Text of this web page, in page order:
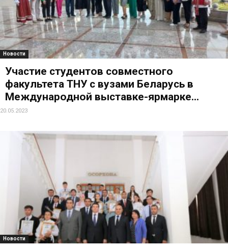
Новости
Участие студентов совместного
факультета ТНУ с вузами Беларусь в
Международной выставке-ярмарке...
20.05.2023
Новости